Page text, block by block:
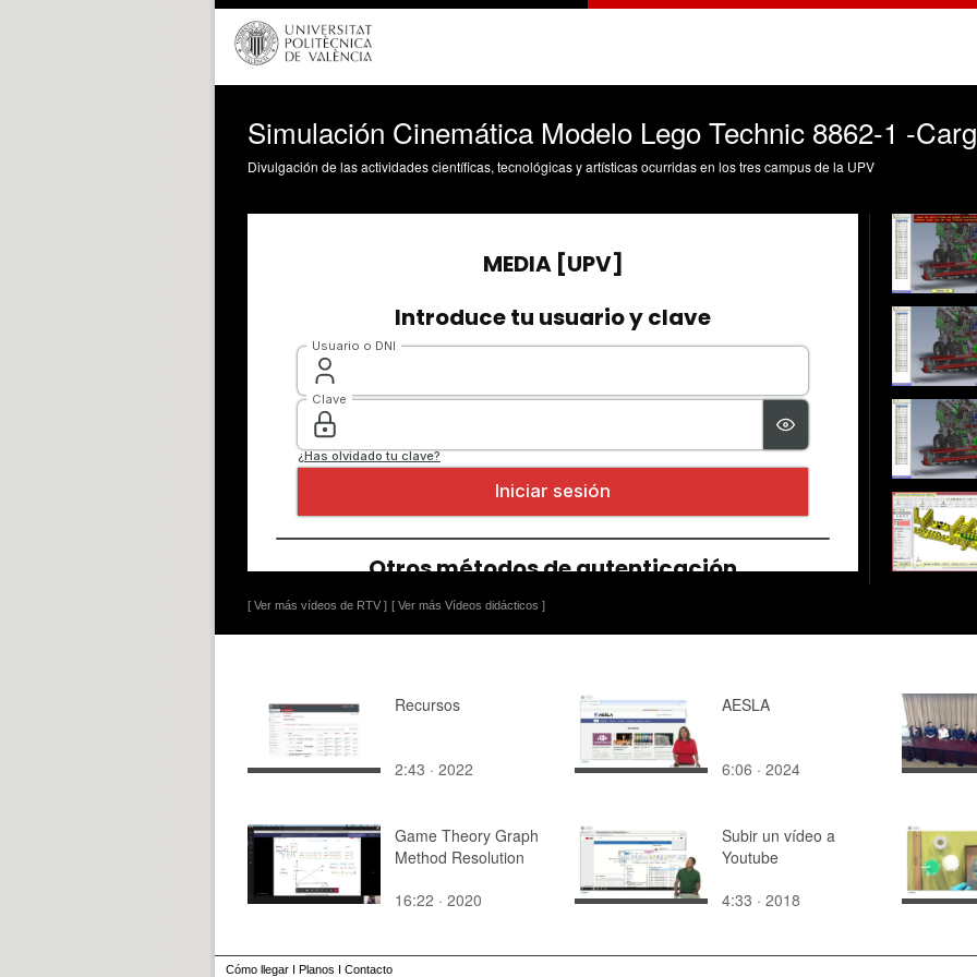
Simulación Cinemática Modelo Lego Technic 8862-1 -
Divulgación de las actividades científicas, tecnológicas y artísticas ocurridas en los tres campus de la UPV
[ Ver más vídeos de RTV ] [ Ver más Vídeos didácticos ]
Recursos
2:43 · 2022
AESLA
6:06 · 2024
Game Theory Graph
Method Resolution
16:22 · 2020
Subir un vídeo a
Youtube
4:33 · 2018
Cómo llegar I Planos I Contacto